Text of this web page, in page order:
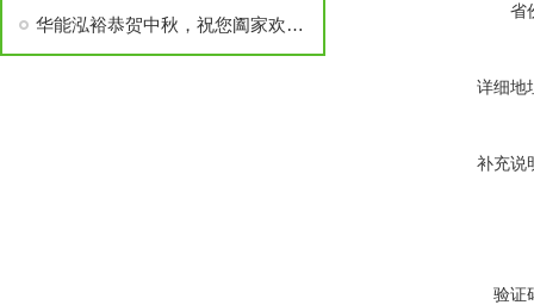
华能泓裕恭贺中秋，祝您阖家欢乐！
省
详细地
补充说
验证